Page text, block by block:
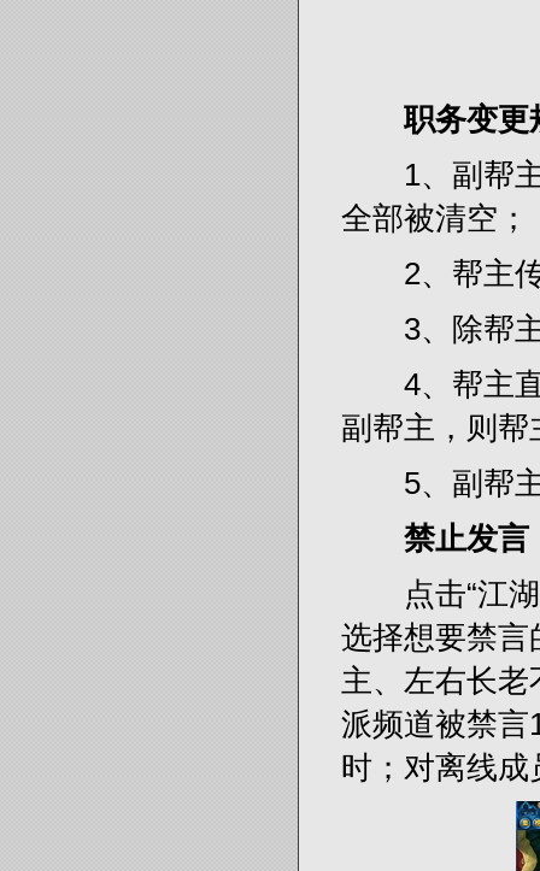
职务变更
1、副帮主
全部被清空；
2、帮主传
3、除帮主
4、帮主直
副帮主，则
5、副帮主
禁止发言
点击“江湖”
选择想要禁言
主、左右长
派频道被禁言
时；对离线